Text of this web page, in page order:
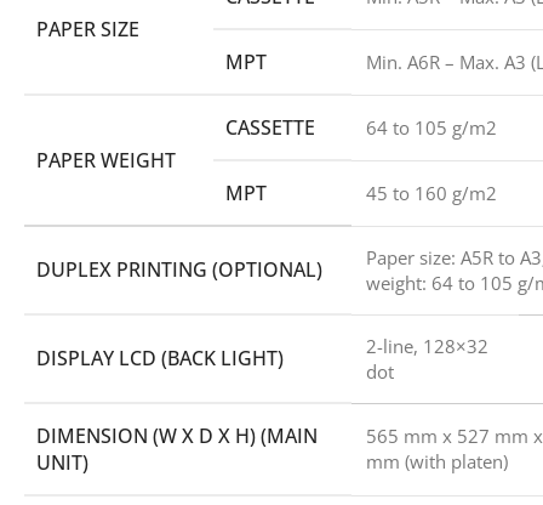
PAPER SIZE
MPT Min. A6R – Max. A3
PAPER WEIGHT
CASSETTE 64 to 105 g/m2
MPT 45 to 160 g/m2
DUPLEX PRINTING (OPTIONAL)
Paper size: A5R to
weight: 64 to 105 g/
DISPLAY LCD (BACK LIGHT)
2-line, 128×32
dot
DIMENSION (W X D X H) (MAIN
UNIT)
565 mm x 527 mm
mm (with platen)